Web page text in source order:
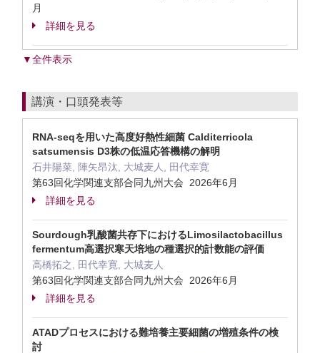
月
詳細を見る
▼全件表示
講演・口頭発表等
RNA-seqを用いた高度好熱性細菌 Calditerricola
satsumensis D3株の低温応答機構の解明
石井陽菜, 陣矢昂汰, 大城麦人, 田代幸寛
第63回化学関連支部合同九州大会 2026年6月
詳細を見る
Sourdough乳酸菌共存下におけるLimosilactobacillus
fermentum高選択寒天培地の種選択的計数能の評価
高橋拓之, 田代幸寛, 大城麦人
第63回化学関連支部合同九州大会 2026年6月
詳細を見る
ATADプロセスにおける難培養主要細菌の増殖条件の検
討